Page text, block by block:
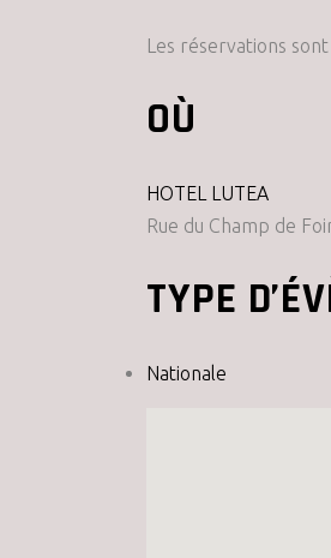
Les réservations
OÙ
HOTEL LUTEA
Rue du Champ de
TYPE
Nationale